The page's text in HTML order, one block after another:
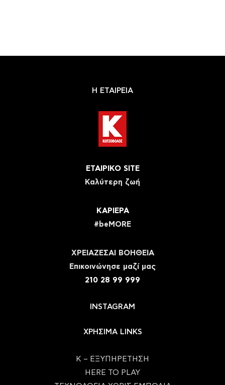
Η ΕΤΑΙΡΕΙΑ
ΕΤΑΙΡΙΚΟ SITE
Καλύτερη ζωή
ΚΑΡΙΕΡΑ
#beMORE
ΧΡΕΙΑΖΕΣΑΙ ΒΟΗΘΕΙΑ
Eπικοινώνησε μαζί μας
210 28 99 999
INSTAGRAM
ΧΡΗΣΙΜΑ LINKS
Κ – ΕΞΥΠΗΡΕΤΗΣΗ
HERE TO PLAY